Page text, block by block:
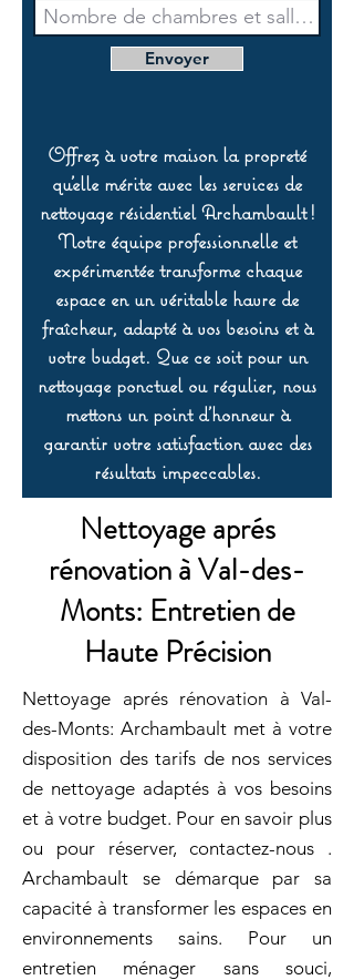
Envoyer
Offrez à votre maison la propreté
qu’elle mérite avec les services de
nettoyage résidentiel Archambault !
Notre équipe professionnelle et
expérimentée transforme chaque
espace en un véritable havre de
fraîcheur, adapté à vos besoins et à
votre budget. Que ce soit pour un
nettoyage ponctuel ou régulier, nous
mettons un point d’honneur à
garantir votre satisfaction avec des
résultats impeccables.
Nettoyage aprés
rénovation à Val-des-
Monts: Entretien de
Haute Précision
Nettoyage aprés rénovation à Val-
des-Monts: Archambault met à votre
disposition des tarifs de nos services
de nettoyage adaptés à vos besoins
et à votre budget. Pour en savoir plus
ou pour réserver, contactez-nous .
Archambault se démarque par sa
capacité à transformer les espaces en
environnements sains. Pour un
entretien ménager sans souci,